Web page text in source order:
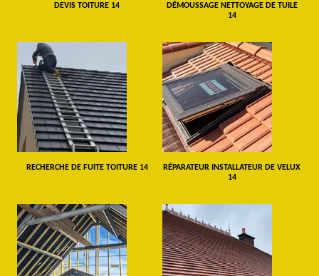
DEVIS TOITURE 14
DÉMOUSSAGE NETTOYAGE DE TUILE
14
RECHERCHE DE FUITE TOITURE 14
RÉPARATEUR INSTALLATEUR DE VELUX
14